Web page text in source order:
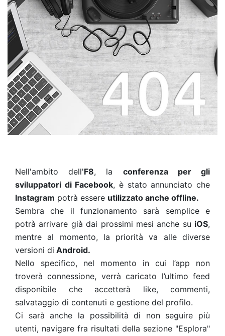
Nell'ambito dell'F8, la conferenza per gli
sviluppatori di Facebook, è stato annunciato che
Instagram potrà essere utilizzato anche offline.
Sembra che il funzionamento sarà semplice e
potrà arrivare già dai prossimi mesi anche su iOS,
mentre al momento, la priorità va alle diverse
versioni di Android.
Nello specifico, nel momento in cui l’app non
troverà connessione, verrà caricato l’ultimo feed
disponibile che accetterà like, commenti,
salvataggio di contenuti e gestione del profilo.
Ci sarà anche la possibilità di non seguire più
utenti, navigare fra risultati della sezione "Esplora"